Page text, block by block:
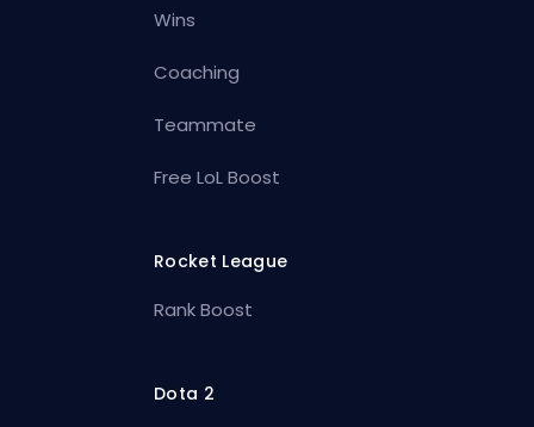
Wins
Coaching
Teammate
Free LoL Boost
Rocket League
Rank Boost
Dota 2